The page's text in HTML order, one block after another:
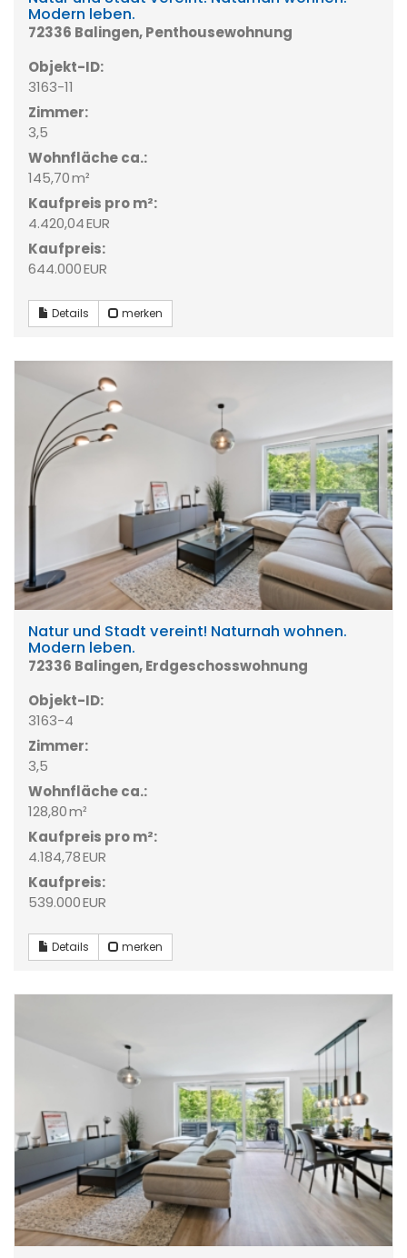
Modern leben.
72336 Balingen, Penthousewohnung
Objekt-ID:
3163-11
Zimmer:
3,5
Wohnfläche ca.:
145,70 m²
Kaufpreis pro m²:
4.420,04 EUR
Kaufpreis:
644.000 EUR
Details merken
Natur und Stadt vereint! Naturnah wohnen.
Modern leben.
72336 Balingen, Erdgeschosswohnung
Objekt-ID:
3163-4
Zimmer:
3,5
Wohnfläche ca.:
128,80 m²
Kaufpreis pro m²:
4.184,78 EUR
Kaufpreis:
539.000 EUR
Details merken